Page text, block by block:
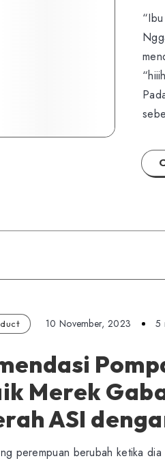
10 November, 2023 5
Merek
ASI
perempuan berubah ketika